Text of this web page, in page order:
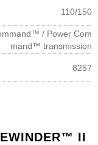
110/150
/ Power Com
mand™ transmission
8257
II